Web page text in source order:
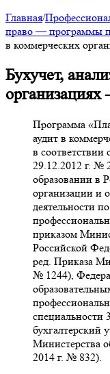
Главная/
право — программы
в коммерческих
Бухучет,
организациях
Программа
аудит в
в
29.12.2012 г. №
образовании в
организации и
деятельности
приказом
Российской
ред. Приказа
№ 1244),
специальности
бухгалтерский
Министерства
2014 г. № 832).